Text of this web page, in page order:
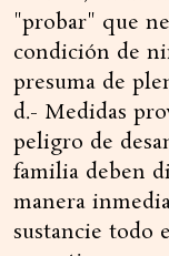
"probar" que
condición de
presuma de
d.- Medidas
peligro de
familia deben
manera
sustancie todo